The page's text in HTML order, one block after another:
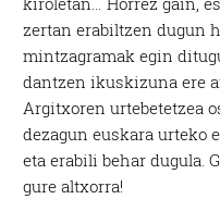
zertan erabiltzen dugun
mintzagramak egin
dantzen ikuskizuna ere
Argitxoren urtebetetzea
dezagun euskara urteko
eta erabili behar dugula.
gure altxorra!